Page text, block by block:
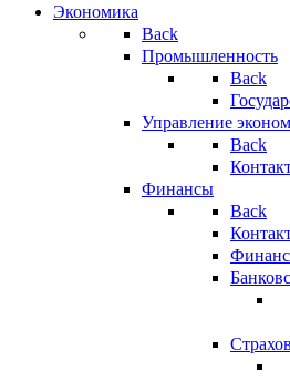
Экономика
Back
Промышленность
Back
Управление
Back
Финансы
Back